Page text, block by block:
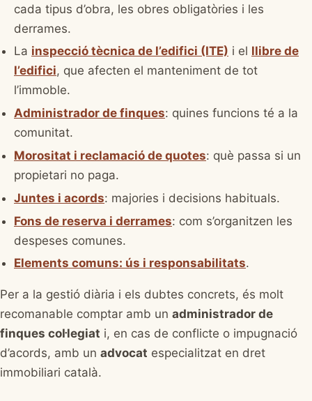
cada tipus d’obra, les obres obligatòries i les
derrames.
La inspecció tècnica de l’edifici (ITE) i el llibre de
l’edifici, que afecten el manteniment de tot
l’immoble.
Administrador de finques: quines funcions té a la
comunitat.
Morositat i reclamació de quotes: què passa si un
propietari no paga.
Juntes i acords: majories i decisions habituals.
Fons de reserva i derrames: com s’organitzen les
despeses comunes.
Elements comuns: ús i responsabilitats.
Per a la gestió diària i els dubtes concrets, és molt
recomanable comptar amb un administrador de
finques col·legiat i, en cas de conflicte o impugnació
d’acords, amb un advocat especialitzat en dret
immobiliari català.